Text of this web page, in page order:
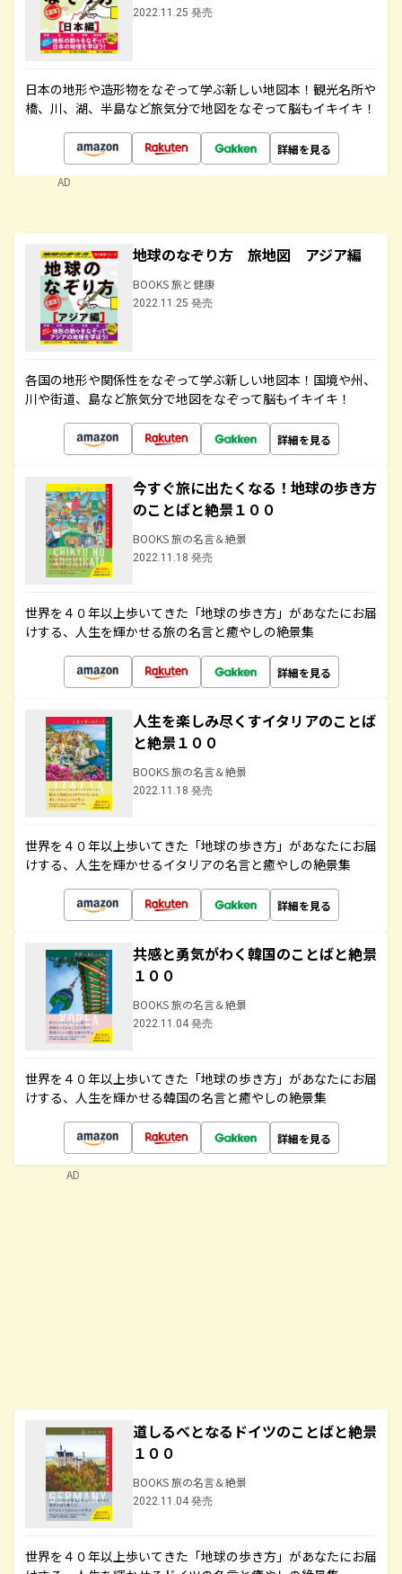
2022.11.25 発売
日本の地形や造形物をなぞって学ぶ新しい地図本！観光名所や
橋、川、湖、半島など旅気分で地図をなぞって脳もイキイキ！
詳細を見る
AD
地球のなぞり方 旅地図 アジア編
BOOKS 旅と健康
2022.11.25 発売
各国の地形や関係性をなぞって学ぶ新しい地図本！国境や州、
川や街道、島など旅気分で地図をなぞって脳もイキイキ！
詳細を見る
今すぐ旅に出たくなる！地球の歩き方
のことばと絶景１００
BOOKS 旅の名言＆絶景
2022.11.18 発売
世界を４０年以上歩いてきた「地球の歩き方」があなたにお届
けする、人生を輝かせる旅の名言と癒やしの絶景集
詳細を見る
人生を楽しみ尽くすイタリアのことば
と絶景１００
BOOKS 旅の名言＆絶景
2022.11.18 発売
世界を４０年以上歩いてきた「地球の歩き方」があなたにお届
けする、人生を輝かせるイタリアの名言と癒やしの絶景集
詳細を見る
共感と勇気がわく韓国のことばと絶景
１００
BOOKS 旅の名言＆絶景
2022.11.04 発売
世界を４０年以上歩いてきた「地球の歩き方」があなたにお届
けする、人生を輝かせる韓国の名言と癒やしの絶景集
詳細を見る
道しるべとなるドイツのことばと絶景
１００
BOOKS 旅の名言＆絶景
2022.11.04 発売
世界を４０年以上歩いてきた「地球の歩き方」があなたにお届
AD